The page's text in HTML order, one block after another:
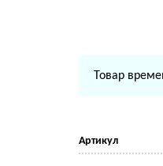
Товар
Артикул